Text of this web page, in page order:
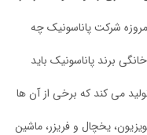
شرکت پاناسونیک چه
برند پاناسونیک باید
می کند که برخی از آن ها
یخچال و فریزر، ماشین